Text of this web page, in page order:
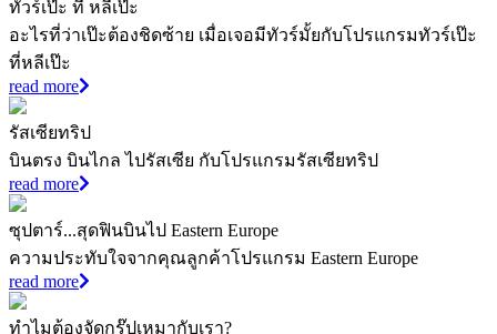
ทัวร์เป๊ะ ที่ หลีเป๊ะ
อะไรที่ว่าเป๊ะต้องชิดซ้าย เมื่อเจอมีทัวร์มั้ยกับโปรแกรมทัวร์เป๊ะ
ที่หลีเป๊ะ
read more
รัสเซียทริป
บินตรง บินไกล ไปรัสเซีย กับโปรแกรมรัสเซียทริป
read more
ซุปตาร์...สุดฟินบินไป Eastern Europe
ความประทับใจจากคุณลูกค้าโปรแกรม Eastern Europe
read more
ทำไมต้องจัดกรุ๊ปเหมากับเรา?